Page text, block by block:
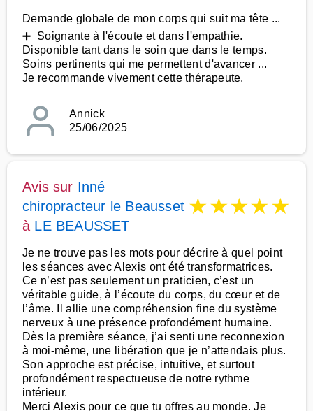
Demande globale de mon corps qui suit ma tête ...
➕ Soignante à l'écoute et dans l'empathie.
Disponible tant dans le soin que dans le temps.
Soins pertinents qui me permettent d'avancer ...
Je recommande vivement cette thérapeute.
Annick
25/06/2025
Avis sur Inné
chiropracteur le Beausset
à LE BEAUSSET
★★★★★
Je ne trouve pas les mots pour décrire à quel point
les séances avec Alexis ont été transformatrices.
Ce n’est pas seulement un praticien, c’est un
véritable guide, à l’écoute du corps, du cœur et de
l’âme. Il allie une compréhension fine du système
nerveux à une présence profondément humaine.
Dès la première séance, j’ai senti une reconnexion
à moi-même, une libération que je n’attendais plus.
Son approche est précise, intuitive, et surtout
profondément respectueuse de notre rythme
intérieur.
Merci Alexis pour ce que tu offres au monde. Je